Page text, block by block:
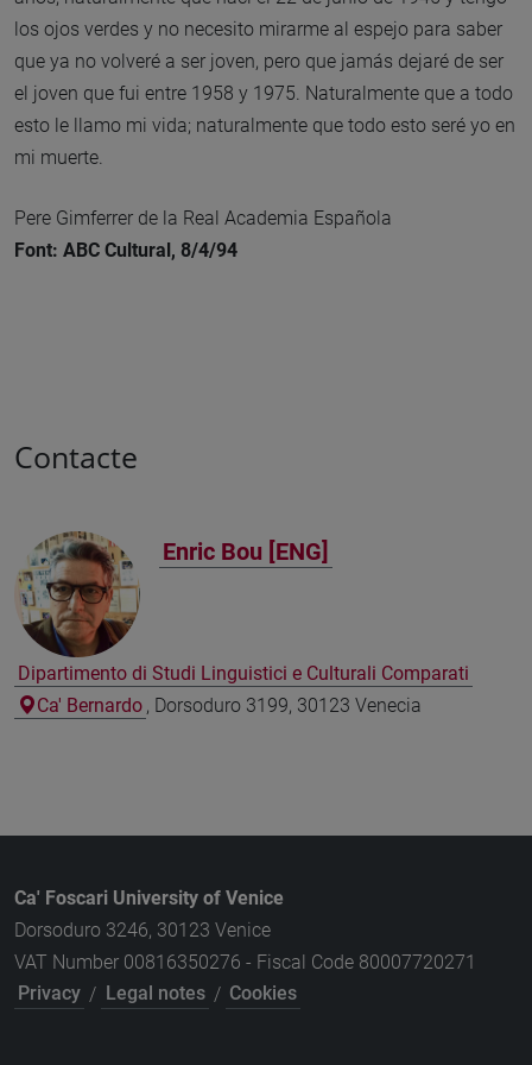
los ojos verdes y no necesito mirarme al espejo para saber
que ya no volveré a ser joven, pero que jamás dejaré de ser
el joven que fui entre 1958 y 1975. Naturalmente que a todo
esto le llamo mi vida; naturalmente que todo esto seré yo en
mi muerte.
Pere Gimferrer de la Real Academia Española
Font: ABC Cultural, 8/4/94
Contacte
Enric Bou [ENG]
Dipartimento di Studi Linguistici e Culturali Comparati
Ca' Bernardo , Dorsoduro 3199, 30123 Venecia
Ca' Foscari University of Venice
Dorsoduro 3246, 30123 Venice
VAT Number 00816350276 - Fiscal Code 80007720271
Privacy / Legal notes / Cookies